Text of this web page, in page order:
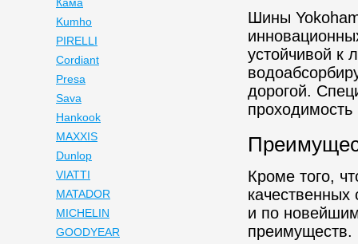
Шины
устойчивой
дорогой.
проходимость
Кроме того,
и по
преимуществ.
Kumho
PIRELLI
Cordiant
Presa
Sava
Hankook
MAXXIS
Dunlop
VIATTI
MATADOR
MICHELIN
GOODYEAR